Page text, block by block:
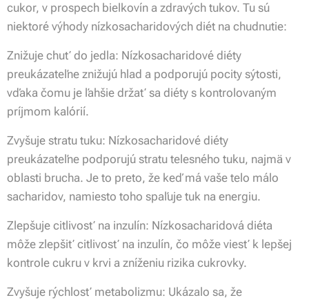
cukor, v prospech bielkovín a zdravých tukov. Tu sú
niektoré výhody nízkosacharidových diét na chudnutie:
Znižuje chuť do jedla: Nízkosacharidové diéty
preukázateľne znižujú hlad a podporujú pocity sýtosti,
vďaka čomu je ľahšie držať sa diéty s kontrolovaným
príjmom kalórií.
Zvyšuje stratu tuku: Nízkosacharidové diéty
preukázateľne podporujú stratu telesného tuku, najmä v
oblasti brucha. Je to preto, že keď má vaše telo málo
sacharidov, namiesto toho spaľuje tuk na energiu.
Zlepšuje citlivosť na inzulín: Nízkosacharidová diéta
môže zlepšiť citlivosť na inzulín, čo môže viesť k lepšej
kontrole cukru v krvi a zníženiu rizika cukrovky.
Zvyšuje rýchlosť metabolizmu: Ukázalo sa, že